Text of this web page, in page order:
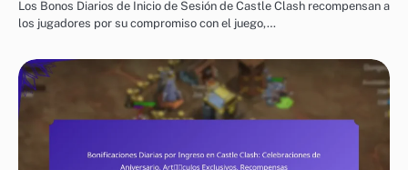
Los Bonos Diarios de Inicio de Sesión de Castle Clash recompensan a
los jugadores por su compromiso con el juego,…